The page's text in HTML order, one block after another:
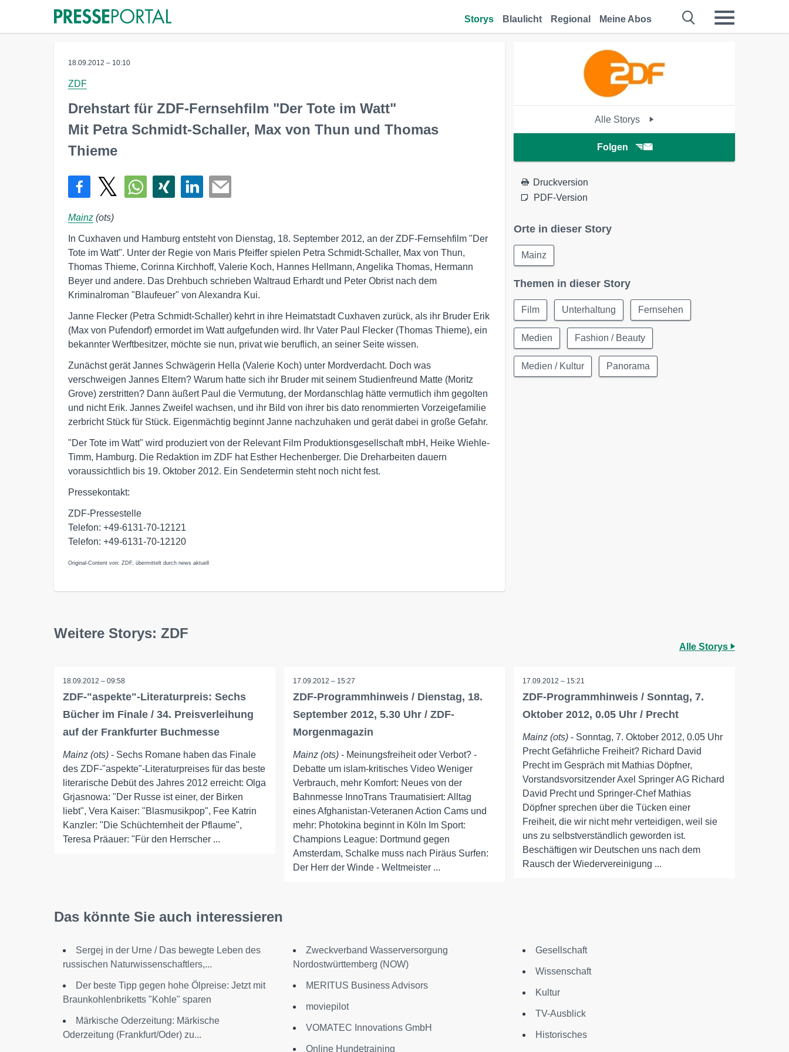
Storys Blaulicht Regional Meine Abos
18.09.2012 – 10:10
ZDF
Drehstart für ZDF-Fernsehfilm "Der Tote im Watt"
Mit Petra Schmidt-Schaller, Max von Thun und Thomas
Thieme
Mainz (ots)
In Cuxhaven und Hamburg entsteht von Dienstag, 18. September 2012, an der ZDF-Fernsehfilm "Der
Tote im Watt". Unter der Regie von Maris Pfeiffer spielen Petra Schmidt-Schaller, Max von Thun,
Thomas Thieme, Corinna Kirchhoff, Valerie Koch, Hannes Hellmann, Angelika Thomas, Hermann
Beyer und andere. Das Drehbuch schrieben Waltraud Erhardt und Peter Obrist nach dem
Kriminalroman "Blaufeuer" von Alexandra Kui.
Janne Flecker (Petra Schmidt-Schaller) kehrt in ihre Heimatstadt Cuxhaven zurück, als ihr Bruder Erik
(Max von Pufendorf) ermordet im Watt aufgefunden wird. Ihr Vater Paul Flecker (Thomas Thieme), ein
bekannter Werftbesitzer, möchte sie nun, privat wie beruflich, an seiner Seite wissen.
Zunächst gerät Jannes Schwägerin Hella (Valerie Koch) unter Mordverdacht. Doch was
verschweigen Jannes Eltern? Warum hatte sich ihr Bruder mit seinem Studienfreund Matte (Moritz
Grove) zerstritten? Dann äußert Paul die Vermutung, der Mordanschlag hätte vermutlich ihm gegolten
und nicht Erik. Jannes Zweifel wachsen, und ihr Bild von ihrer bis dato renommierten Vorzeigefamilie
zerbricht Stück für Stück. Eigenmächtig beginnt Janne nachzuhaken und gerät dabei in große Gefahr.
"Der Tote im Watt" wird produziert von der Relevant Film Produktionsgesellschaft mbH, Heike Wiehle-
Timm, Hamburg. Die Redaktion im ZDF hat Esther Hechenberger. Die Dreharbeiten dauern
voraussichtlich bis 19. Oktober 2012. Ein Sendetermin steht noch nicht fest.
Pressekontakt:
ZDF-Pressestelle
Telefon: +49-6131-70-12121
Telefon: +49-6131-70-12120
Original-Content von: ZDF, übermittelt durch news aktuell
Alle Storys
Folgen
Druckversion
PDF-Version
Orte in dieser Story
Mainz
Themen in dieser Story
Film Unterhaltung Fernsehen
Medien Fashion / Beauty
Medien / Kultur Panorama
Weitere Storys: ZDF
Alle Storys
18.09.2012 – 09:58
ZDF-"aspekte"-Literaturpreis: Sechs
Bücher im Finale / 34. Preisverleihung
auf der Frankfurter Buchmesse
Mainz (ots) - Sechs Romane haben das Finale
des ZDF-"aspekte"-Literaturpreises für das beste
literarische Debüt des Jahres 2012 erreicht: Olga
Grjasnowa: "Der Russe ist einer, der Birken
liebt", Vera Kaiser: "Blasmusikpop", Fee Katrin
Kanzler: "Die Schüchternheit der Pflaume",
Teresa Präauer: "Für den Herrscher ...
17.09.2012 – 15:27
ZDF-Programmhinweis / Dienstag, 18.
September 2012, 5.30 Uhr / ZDF-
Morgenmagazin
Mainz (ots)- Meinungsfreiheit oder Verbot? -
Debatte um islam-kritisches Video Weniger
Verbrauch, mehr Komfort: Neues von der
Bahnmesse InnoTrans Traumatisiert: Alltag
eines Afghanistan-Veteranen Action Cams und
mehr: Photokina beginnt in Köln Im Sport:
Champions League: Dortmund gegen
Amsterdam, Schalke muss nach Piräus Surfen:
Der Herr der Winde - Weltmeister ...
17.09.2012 – 15:21
ZDF-Programmhinweis / Sonntag, 7.
Oktober 2012, 0.05 Uhr / Precht
Mainz (ots) - Sonntag, 7. Oktober 2012, 0.05 Uhr
Precht Gefährliche Freiheit? Richard David
Precht im Gespräch mit Mathias Döpfner,
Vorstandsvorsitzender Axel Springer AG Richard
David Precht und Springer-Chef Mathias
Döpfner sprechen über die Tücken einer
Freiheit, die wir nicht mehr verteidigen, weil sie
uns zu selbstverständlich geworden ist.
Beschäftigen wir Deutschen uns nach dem
Rausch der Wiedervereinigung ...
Das könnte Sie auch interessieren
Sergej in der Urne / Das bewegte Leben des
russischen Naturwissenschaftlers,...
Der beste Tipp gegen hohe Ölpreise: Jetzt mit
Braunkohlenbriketts "Kohle" sparen
Märkische Oderzeitung: Märkische
Oderzeitung (Frankfurt/Oder) zu...
Zweckverband Wasserversorgung
Nordostwürttemberg (NOW)
MERITUS Business Advisors
moviepilot
VOMATEC Innovations GmbH
Online Hundetraining
Gesellschaft
Wissenschaft
Kultur
TV-Ausblick
Historisches